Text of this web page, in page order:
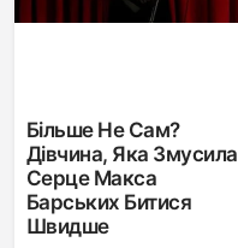
Більше Не Сам?
Дівчина, Яка Змусила
Серце Макса
Барських Битися
Швидше